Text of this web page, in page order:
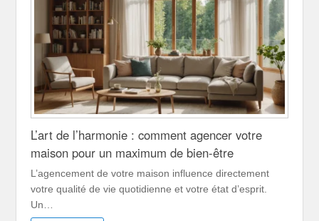
L’art de l’harmonie : comment agencer votre
maison pour un maximum de bien-être
L’agencement de votre maison influence directement
votre qualité de vie quotidienne et votre état d’esprit.
Un…